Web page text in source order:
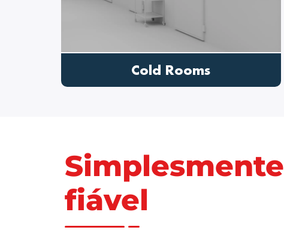
Offices
Simplesmente
fiável